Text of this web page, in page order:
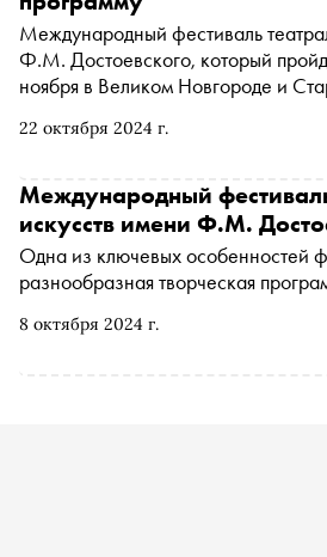
22 октября 2024 г.
Международный фестиваль
Ф.М. Достоевского, который
ноября в Великом Новгороде и
8 октября 2024 г.
Международный
искусств имени Ф.М.
Одна из ключевых особенностей
разнообразная творческая